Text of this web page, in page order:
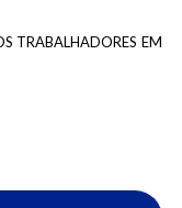
TRABALHADORES EM